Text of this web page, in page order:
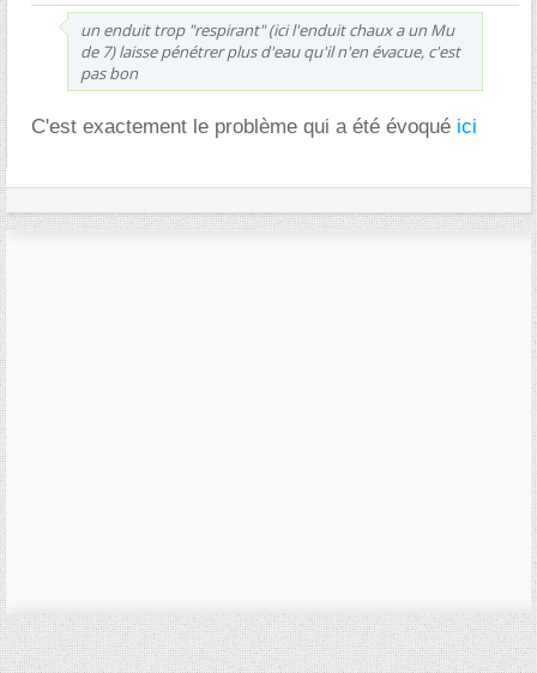
un enduit trop "respirant" (ici l'enduit chaux a un Mu
de 7) laisse pénétrer plus d'eau qu'il n'en évacue, c'est
pas bon
C'est exactement le problème qui a été évoqué ici